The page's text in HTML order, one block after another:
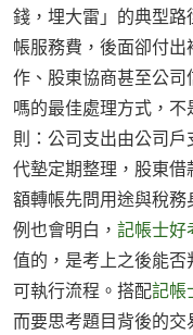
錢，埋大雷」的典型
帳服務費，後面卻付
作、股東協商甚至公
嗎的最佳處理方式，
則：公司支出由公司
代墊定期整理，股東
額轉帳先問用途與稅
例也會明白， 記帳士好
值的，是考上之後能
可執行流程。搭配記帳
而要思考題目背後的交